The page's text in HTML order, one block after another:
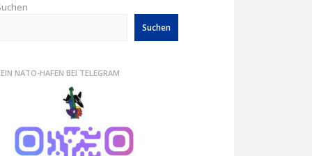
Suchen
NATO-HAFEN BEI TELEGRAM